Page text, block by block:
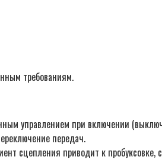
требованиям.
управлением при включении
передач.
сцепления приводит к пробуксовке,